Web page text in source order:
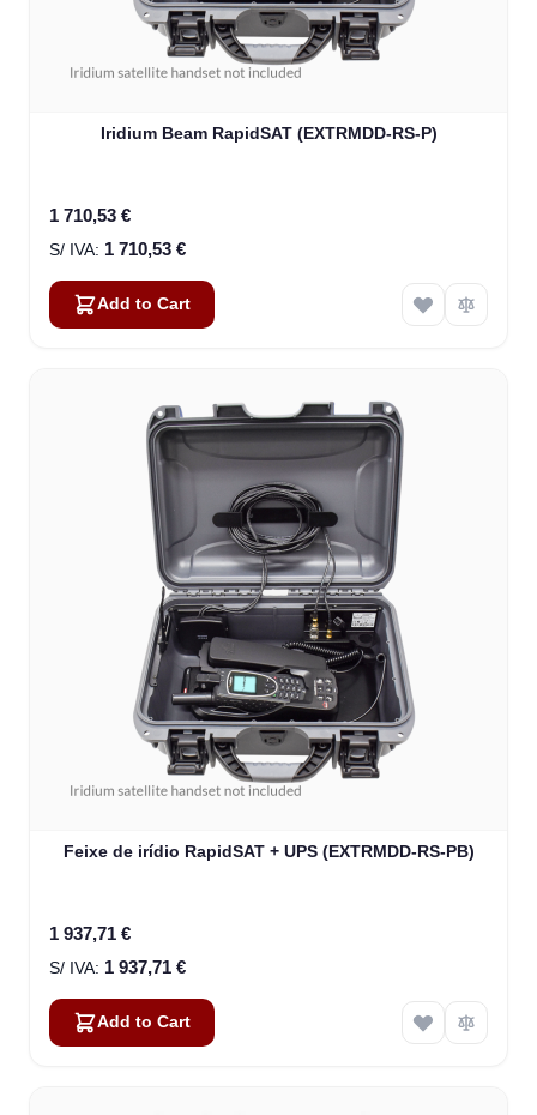
Iridium Beam RapidSAT (EXTRMDD-RS-P)
1 710,53 €
1 710,53 €
Add to Cart
Feixe de irídio RapidSAT + UPS (EXTRMDD-RS-PB)
1 937,71 €
1 937,71 €
Add to Cart